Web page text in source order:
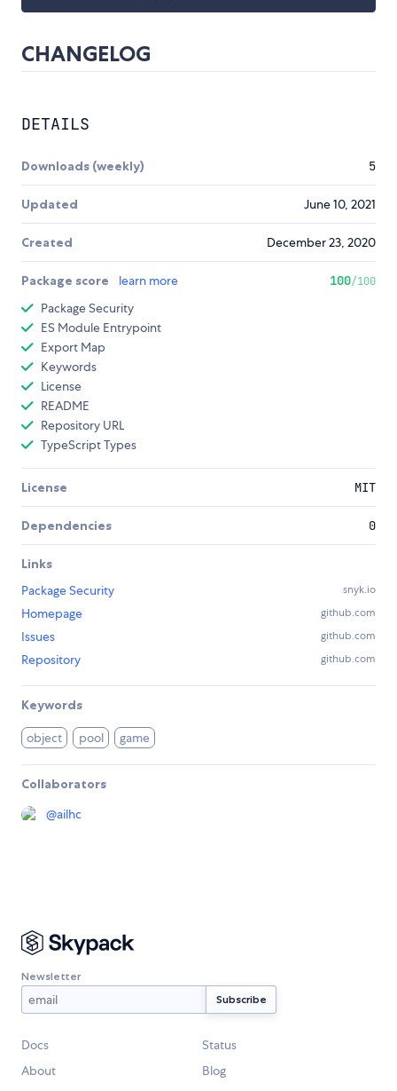
CHANGELOG
DETAILS
Downloads (weekly) 5
Updated June 10, 2021
Created December 23, 2020
Package score learn more 100/100
Package Security
ES Module Entrypoint
Export Map
Keywords
License
README
Repository URL
TypeScript Types
License MIT
Dependencies 0
Links
Package Security
snyk.io
Homepage github.com
Issues github.com
Repository github.com
Keywords
object pool game
Collaborators
@ailhc
Newsletter
Docs
Status
About
Blog